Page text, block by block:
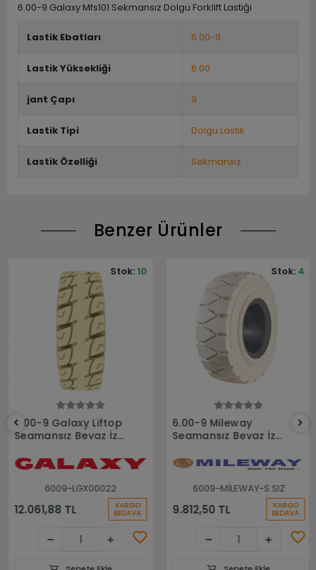
6.00-9 Galaxy Mfs101 Sekmansız Dolgu Forklift Lastiği
Lastik Ebatları 6.00-9
Lastik Yüksekliği 6.00
jant Çapı 9
Lastik Tipi Dolgu Lastik
Lastik Özelliği Sekmansız
Benzer Ürünler
6.00-9 Galaxy Liftop
Segmansız Beyaz İz
Forklift Lastiği
6009-LGX00022
12.061,88 TL KARGO
BEDAVA
Stok:10
6.00-9 Mileway
Segmansız Beyaz İz
Forklift Lastiği
6009-MİLEWAY-S.SIZ
9.812,50 TL KARGO
BEDAVA
Stok:4